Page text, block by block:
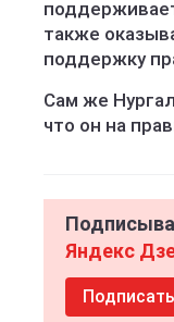
также
поддержку
Сам же
что он на
Яндекс